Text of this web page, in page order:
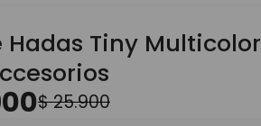
Hadas Tiny Multicolor
$25.900